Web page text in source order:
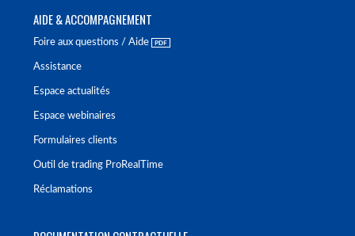
AIDE & ACCOMPAGNEMENT
Foire aux questions / Aide
Assistance
Espace actualités
Espace webinaires
Formulaires clients
Outil de trading ProRealTime
Réclamations